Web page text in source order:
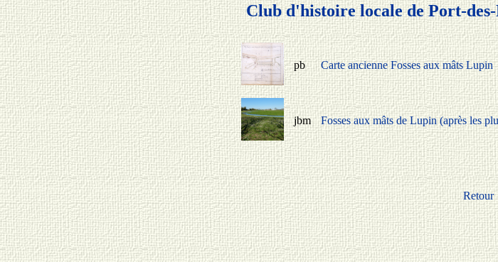
Club d'histoire locale de Port-
pb Carte ancienne Fosses aux mâts Lupin
jbm Fosses aux mâts de Lupin (après les
Retour